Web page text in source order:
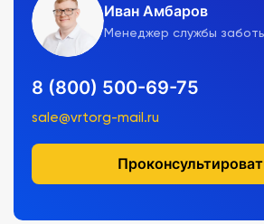
Иван Амбаров
Менеджер службы
8 (800) 500-69-75
sale@vrtorg-mail.ru